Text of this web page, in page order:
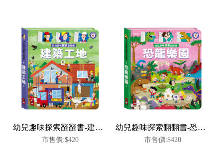
幼兒趣味探索翻翻書-建築工地
市售價:$420
幼兒趣味探索翻翻書-恐龍樂園
市售價:$420